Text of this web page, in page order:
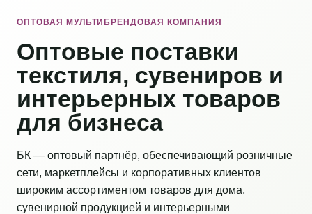
ОПТОВАЯ МУЛЬТИБРЕНДОВАЯ КОМПАНИЯ
Оптовые поставки
текстиля, сувениров и
интерьерных товаров
для бизнеса
БК — оптовый партнёр, обеспечивающий розничные
сети, маркетплейсы и корпоративных клиентов
широким ассортиментом товаров для дома,
сувенирной продукцией и интерьерными